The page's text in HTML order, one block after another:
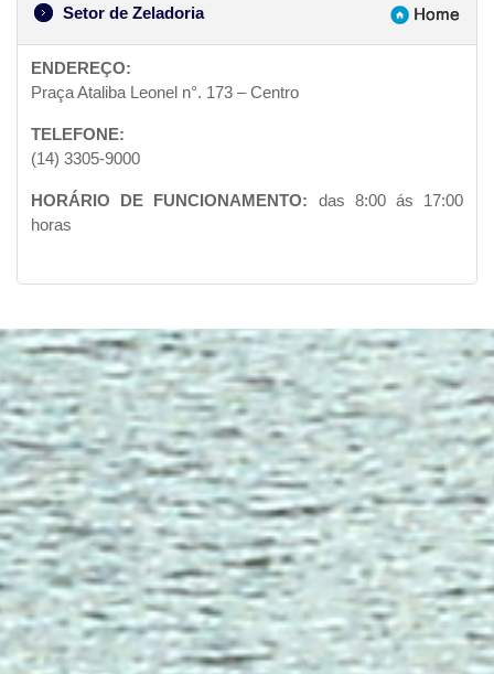
Setor de Zeladoria
ENDEREÇO:
Praça Ataliba Leonel n°. 173 – Centro
TELEFONE:
(14) 3305-9000
HORÁRIO DE FUNCIONAMENTO: das 8:00 ás 17:00
horas